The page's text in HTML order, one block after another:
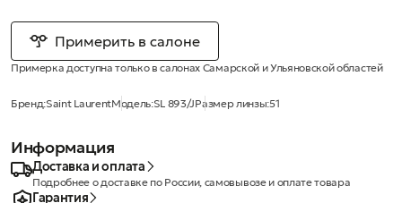
Примерить в салоне
Примерка доступна только в салонах Самарской и Ульяновской областей
Бренд:Saint LaurentМодель:SL 893/JРазмер линзы:51
Информация
Доставка и оплата
Подробнее о доставке по России, самовывозе и оплате товара
Гарантия